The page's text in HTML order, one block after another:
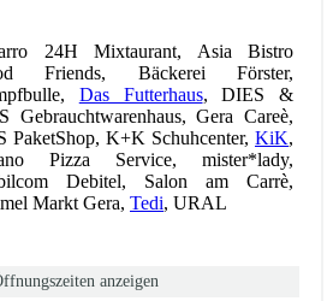
24H Mixtaurant, Asia Bistro
Friends, Bäckerei Förster,
Das Futterhaus, DIES &
Gebrauchtwarenhaus, Gera Careè,
PaketShop, K+K Schuhcenter, KiK,
Pizza Service, mister*lady,
Debitel, Salon am Carrè,
Markt Gera, Tedi, URAL
anzeigen